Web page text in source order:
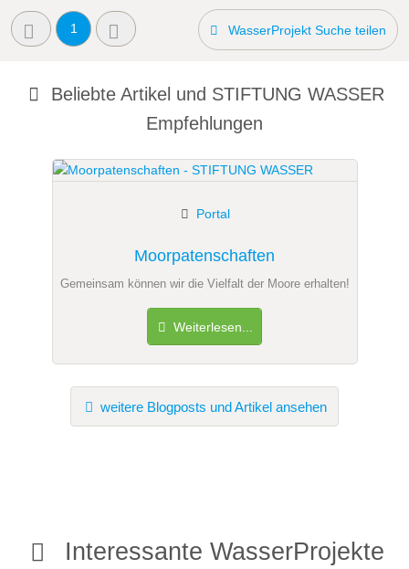
1 WasserProjekt Suche teilen
Beliebte Artikel und STIFTUNG WASSER
Empfehlungen
Moorpatenschaften
Portal
Gemeinsam können wir die Vielfalt der Moore erhalten!
Weiterlesen...
weitere Blogposts und Artikel ansehen
Interessante WasserProjekte